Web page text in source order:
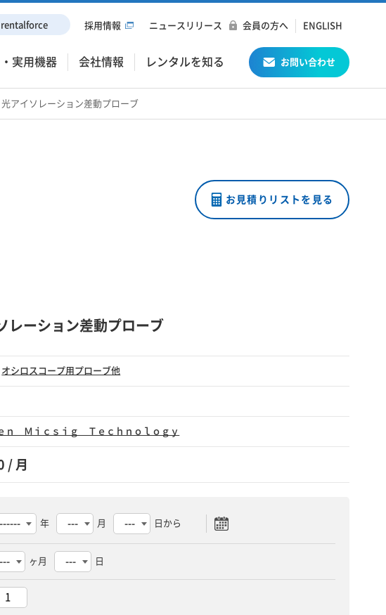
実用機器 会社情報 レンタルを知る お問い合わせ
rentalforce 採用情報 ニュースリリース 会員の方へ ENGLISH
光アイソレーション差動プローブ
お見積りリストを見る
レーション差動プローブ
オシロスコープ用プローブ他
ｎ Ｍｉｃｓｉｇ Ｔｅｃｈｎｏｌｏｇｙ
/ 月
年 月 日から
ヶ月 日